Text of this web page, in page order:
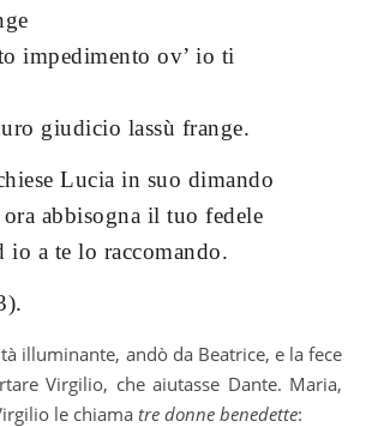
impedimento ov’ io ti
giudicio lassù frange.
Lucia in suo dimando
ora abbisogna il tuo fedele
io a te lo raccomando.
illuminante, andò da Beatrice, e la fece
Virgilio, che aiutasse Dante. Maria,
le chiama tre donne benedette: